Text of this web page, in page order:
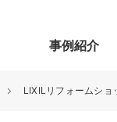
事例紹介
LIXILリフォームショ